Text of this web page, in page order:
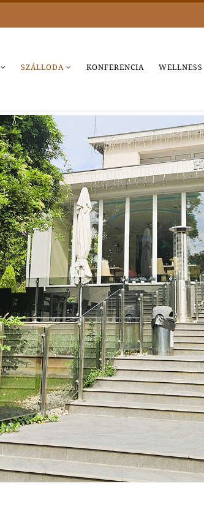
SZÁLLODA KONFERENCIA WELLNESS